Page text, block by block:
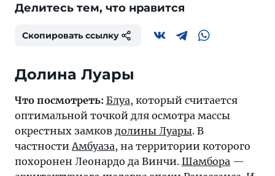
Делитесь тем, что нравится
Скопировать ссылку
Долина Луары
Что посмотреть: Блуа, который считается
оптимальной точкой для осмотра массы
окрестных замков долины Луары. В
частности Амбуаза, на территории которого
похоронен Леонардо да Винчи. Шамбора —